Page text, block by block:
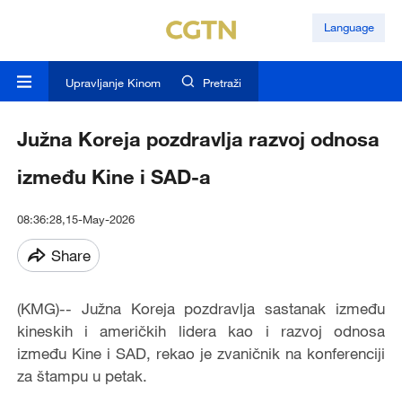
Language
Upravljanje Kinom Pretraži
Južna Koreja pozdravlja razvoj odnosa
između Kine i SAD-a
08:36:28,15-May-2026
Share
(KMG)-- Južna Koreja pozdravlja sastanak između
kineskih i američkih lidera kao i razvoj odnosa
između Kine i SAD, rekao je zvaničnik na konferenciji
za štampu u petak.